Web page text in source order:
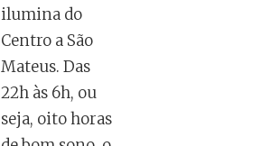
ilumina do
Centro a São
Mateus. Das
22h às 6h, ou
seja, oito horas